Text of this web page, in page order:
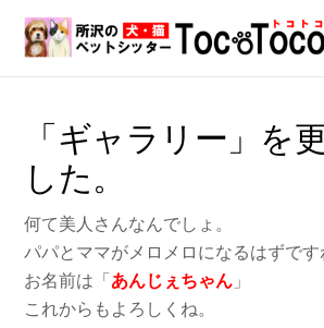
「ギャラリー」を
した。
何て美人さんなんでしょ。
パパとママがメロメロになるはずです
お名前は「あんじぇちゃん 」
これからもよろしくね。